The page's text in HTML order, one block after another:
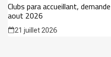
Clubs para accueillant,
aout 2026
21 juillet 2026